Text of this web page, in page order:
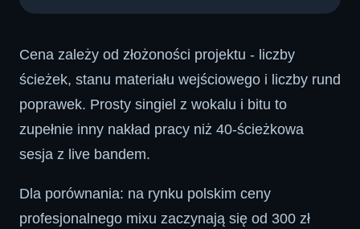
Cena zależy od złożoności projektu - liczby
ścieżek, stanu materiału wejściowego i liczby rund
poprawek. Prosty singiel z wokalu i bitu to
zupełnie inny nakład pracy niż 40-ścieżkowa
sesja z live bandem.
Dla porównania: na rynku polskim ceny
profesjonalnego mixu zaczynają się od 300 zł